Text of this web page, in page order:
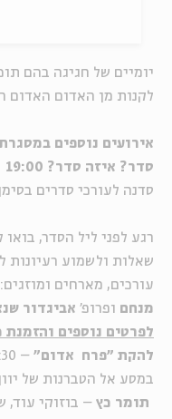
יומיים של חגיגה בהם
לקנות מן האדום האדום
אירועים נוספים
סדר? איזה סדר? 19:00
סדנה לעורכי סדרים
רגע לפני ליל הסדר,
שאלות ולשמוע רעיונות
עורכים, מארחים
מנחם ופרופ' אביגדור
לפרטים נוספים והזמנת
להקת "פרח אדום" – 20:30
במסע אל הטברנות של
תומר כץ – בוזוקי עוד,